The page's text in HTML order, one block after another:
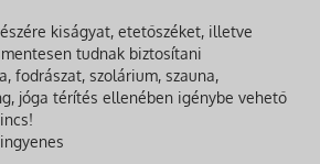
kiságyat, etetőszéket, illetve
tudnak biztosítani
fodrászat, szolárium, szauna,
jóga térítés ellenében igénybe vehető